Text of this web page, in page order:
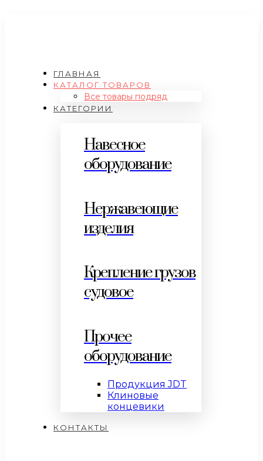
ГЛАВНАЯ
КАТАЛОГ ТОВАРОВ
Все товары подряд
КАТЕГОРИИ
Навесное
оборудование
Нержавеющие
изделия
Крепление грузов
судовое
Прочее
оборудование
Продукция JDT
Клиновые
концевики
КОНТАКТЫ